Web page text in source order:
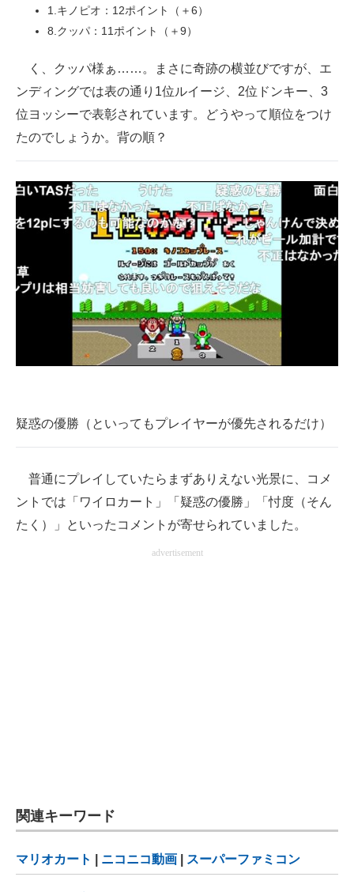
1.キノピオ：12ポイント（＋6）
8.クッパ：11ポイント（＋9）
く、クッパ様ぁ……。まさに奇跡の横並びですが、エ
ンディングでは表の通り1位ルイージ、2位ドンキー、3
位ヨッシーで表彰されています。どうやって順位をつけ
たのでしょうか。背の順？
疑惑の優勝（といってもプレイヤーが優先されるだけ）
普通にプレイしていたらまずありえない光景に、コメ
ントでは「ワイロカート」「疑惑の優勝」「忖度（そん
たく）」といったコメントが寄せられていました。
advertisement
関連キーワード
マリオカート ニコニコ動画 スーパーファミコン